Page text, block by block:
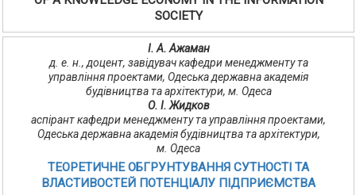
SOCIETY
І. А. Ажаман
д. е. н., доцент, завідувач кафедри менеджменту та
управління проектами, Одеська державна академія
будівництва та архітектури, м. Одеса
О. І. Жидков
аспірант кафедри менеджменту та управління проектами,
Одеська державна академія будівництва та архітектури,
м. Одеса
ТЕОРЕТИЧНЕ ОБГРУНТУВАННЯ СУТНОСТІ ТА
ВЛАСТИВОСТЕЙ ПОТЕНЦІАЛУ ПІДПРИЄМСТВА